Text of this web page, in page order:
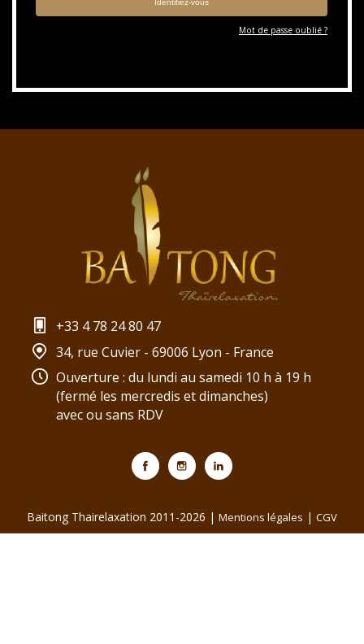
Mot de passe oublié ?
+33 4 78 24 80 47
34, rue Cuvier - 69006 Lyon - France
Ouverture : du lundi au samedi 10 h à 19 h
(fermé les mercredis et dimanches)
avec ou sans RDV
Baitong Thairelaxation 2011-2026 | Mentions légales | CGV